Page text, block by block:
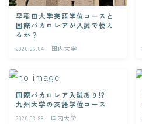
早稲田大学英語学位コースと
国際バカロレアが入試で使え
るか？
2020.06.04 国内大学
国際バカロレア入試あり!?
九州大学の英語学位コース
2020.03.28 国内大学